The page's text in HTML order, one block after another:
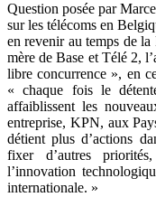
Question posée par
sur les télécoms en
en revenir au temps de
mère de Base et Télé 2,
libre concurrence », en
« chaque fois le
affaiblissent les
entreprise, KPN, aux
détient plus d’actions
fixer d’autres
l’innovation
internationale. »